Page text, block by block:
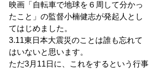
映画「自転車で地球を６周して分かっ
たこと」の監督小楠健志が発起人とし
てはじめました。
3.11東日本大震災のことは誰も忘れて
はいないと思います。
ただ3月11日に、これをするという行事